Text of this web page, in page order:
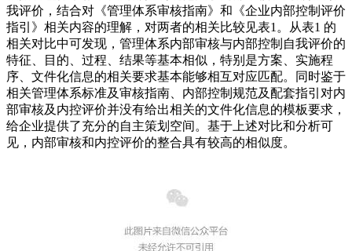
我评价，结合对《管理体系审核指南》和《企业内部控制评价
指引》相关内容的理解，对两者的相关比较见表1。从表1 的
相关对比中可发现，管理体系内部审核与内部控制自我评价的
特征、目的、过程、结果等基本相似，特别是方案、实施程
序、文件化信息的相关要求基本能够相互对应匹配。同时鉴于
相关管理体系标准及审核指南、内部控制规范及配套指引对内
部审核及内控评价并没有给出相关的文件化信息的模板要求，
给企业提供了充分的自主策划空间。基于上述对比和分析可
见，内部审核和内控评价的整合具有较高的相似度。